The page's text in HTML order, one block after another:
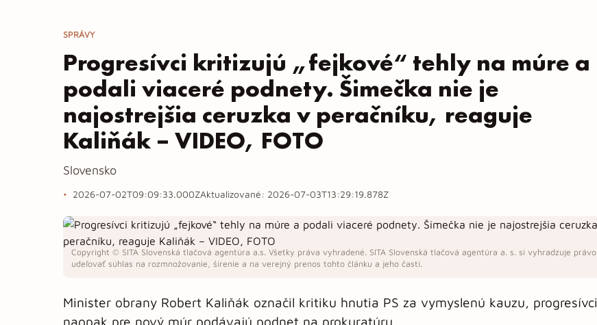
SPRÁVY
Progresívci kritizujú „fejkové“ tehly na múre a
podali viaceré podnety. Šimečka nie je
najostrejšia ceruzka v peračníku, reaguje
Kaliňák – VIDEO, FOTO
Slovensko
2026-07-02T09:09:33.000ZAktualizované: 2026-07-03T13:29:19.878Z
Copyright © SITA Slovenská tlačová agentúra a.s. Všetky práva vyhradené. SITA Slovenská tlačová agentúra a. s. si vyhradzuje právo
udeľovať súhlas na rozmnožovanie, šírenie a na verejný prenos tohto článku a jeho častí.
Minister obrany Robert Kaliňák označil kritiku hnutia PS za vymyslenú kauzu, progresívci
naopak pre nový múr podávajú podnet na prokuratúru.